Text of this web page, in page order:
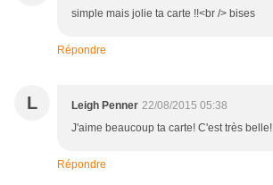
simple mais jolie ta carte !!<br /> bises
Répondre
L Leigh Penner 22/08/2015 05:38
J'aime beaucoup ta carte! C'est très belle!
Répondre